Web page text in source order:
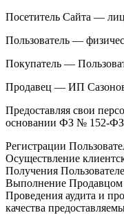
Посетитель Сайта —
Пользователь —
Покупатель —
Продавец — ИП
Предоставляя свои
основании ФЗ № 152-ФЗ
Регистрации
Осуществление
Получения
Выполнение Продавцом
Проведения аудита и
качества